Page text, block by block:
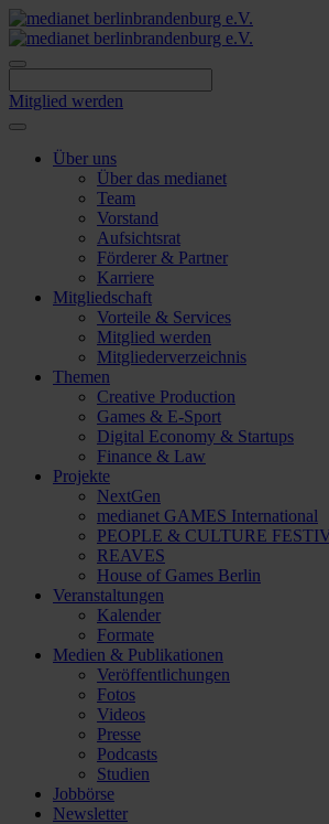
Skip
to
content
Mitglied werden
Über uns
Über das medianet
Team
Vorstand
Aufsichtsrat
Förderer & Partner
Karriere
Mitgliedschaft
Vorteile & Services
Mitglied werden
Mitgliederverzeichnis
Themen
Creative Production
Games & E-Sport
Digital Economy & Startups
Finance & Law
Projekte
NextGen
medianet GAMES International
PEOPLE & CULTURE
REAVES
House of Games Berlin
Veranstaltungen
Kalender
Formate
Medien & Publikationen
Veröffentlichungen
Fotos
Videos
Presse
Podcasts
Studien
Jobbörse
Newsletter